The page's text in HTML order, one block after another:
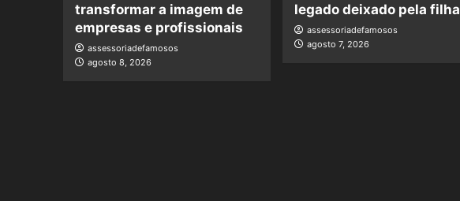
transformar a imagem de
empresas e profissionais
assessoriadefamosos
agosto 8, 2026
legado deixado pela filha
assessoriadefamosos
agosto 7, 2026